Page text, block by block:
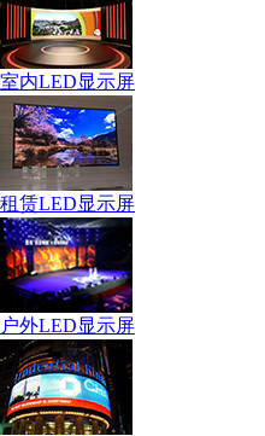
室内LED显示屏
租赁LED显示屏
户外LED显示屏